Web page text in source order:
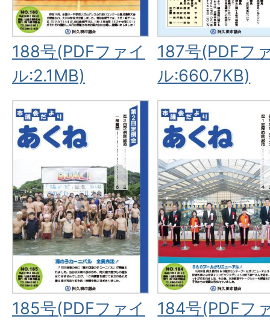
188号(PDFファイ
ル:2.1MB)
187号(PDFフ
ル:660.7KB)
185号(PDFファイ
184号(PDFフ